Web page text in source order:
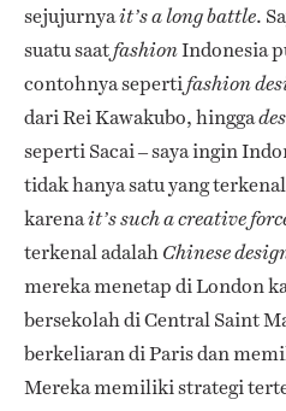
sejujurnyait’s a long battle.
suatu saat fashionIndonesia
contohnya seperti fashion
dari Rei Kawakubo, hingga
seperti Sacai – saya ingin
tidak hanya satu yang
karenait’s such a creative
terkenal adalah Chinese
mereka menetap di London
bersekolah di Central Saint
berkeliaran di Paris dan
Mereka memiliki strategi